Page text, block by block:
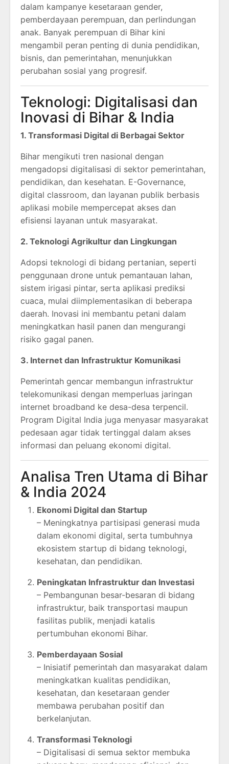
dalam kampanye kesetaraan gender,
pemberdayaan perempuan, dan perlindungan
anak. Banyak perempuan di Bihar kini
mengambil peran penting di dunia pendidikan,
bisnis, dan pemerintahan, menunjukkan
perubahan sosial yang progresif.
Teknologi: Digitalisasi dan
Inovasi di Bihar & India
1. Transformasi Digital di Berbagai Sektor
Bihar mengikuti tren nasional dengan
mengadopsi digitalisasi di sektor pemerintahan,
pendidikan, dan kesehatan. E-Governance,
digital classroom, dan layanan publik berbasis
aplikasi mobile mempercepat akses dan
efisiensi layanan untuk masyarakat.
2. Teknologi Agrikultur dan Lingkungan
Adopsi teknologi di bidang pertanian, seperti
penggunaan drone untuk pemantauan lahan,
sistem irigasi pintar, serta aplikasi prediksi
cuaca, mulai diimplementasikan di beberapa
daerah. Inovasi ini membantu petani dalam
meningkatkan hasil panen dan mengurangi
risiko gagal panen.
3. Internet dan Infrastruktur Komunikasi
Pemerintah gencar membangun infrastruktur
telekomunikasi dengan memperluas jaringan
internet broadband ke desa-desa terpencil.
Program Digital India juga menyasar masyarakat
pedesaan agar tidak tertinggal dalam akses
informasi dan peluang ekonomi digital.
Analisa Tren Utama di Bihar
& India 2024
Ekonomi Digital dan Startup
– Meningkatnya partisipasi generasi muda
dalam ekonomi digital, serta tumbuhnya
ekosistem startup di bidang teknologi,
kesehatan, dan pendidikan.
Peningkatan Infrastruktur dan Investasi
– Pembangunan besar-besaran di bidang
infrastruktur, baik transportasi maupun
fasilitas publik, menjadi katalis
pertumbuhan ekonomi Bihar.
Pemberdayaan Sosial
– Inisiatif pemerintah dan masyarakat dalam
meningkatkan kualitas pendidikan,
kesehatan, dan kesetaraan gender
membawa perubahan positif dan
berkelanjutan.
Transformasi Teknologi
– Digitalisasi di semua sektor membuka